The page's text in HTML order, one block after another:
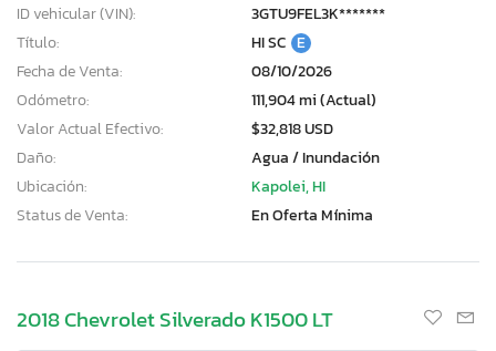
ID vehicular (VIN):
3GTU9FEL3K*******
Título:
HI SC E
Fecha de Venta:
08/10/2026
Odómetro:
111,904 mi (Actual)
Valor Actual Efectivo:
$32,818 USD
Daño:
Agua / Inundación
Ubicación:
Kapolei, HI
Status de Venta:
En Oferta Mínima
2018 Chevrolet Silverado K1500 LT